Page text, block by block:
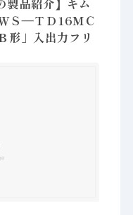
Ｓ―ＴＤ16ＭＣ
形」入出力フリ